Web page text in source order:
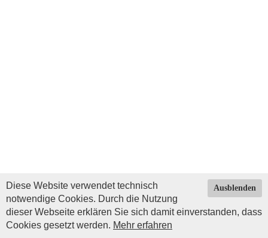
Ausblenden
Diese Website verwendet technisch
notwendige Cookies. Durch die Nutzung
dieser Webseite erklären Sie sich damit einverstanden, dass
Cookies gesetzt werden. Mehr erfahren